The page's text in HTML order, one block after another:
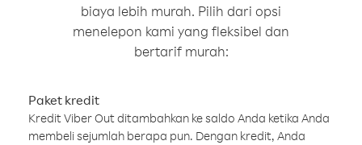
biaya lebih murah. Pilih dari opsi
menelepon kami yang fleksibel dan
bertarif murah:
Paket kredit
Kredit Viber Out ditambahkan ke saldo Anda ketika Anda
membeli sejumlah berapa pun. Dengan kredit, Anda